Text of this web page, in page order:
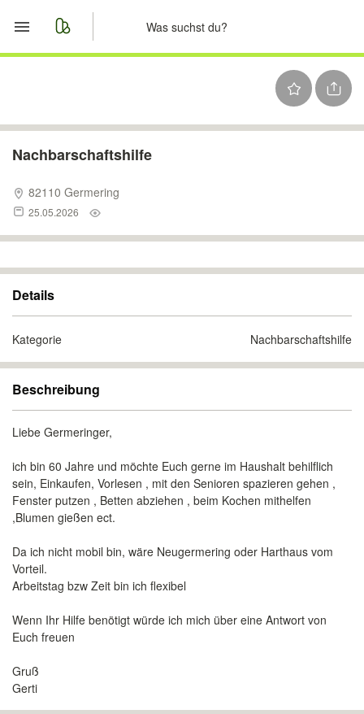
Nachrichten
Anzeige aufgeben
Nachbarschaftshilfe
82110 Germering
25.05.2026
Details
Kategorie Nachbarschaftshilfe
Beschreibung
Liebe Germeringer,
ich bin 60 Jahre und möchte Euch gerne im Haushalt behilflich
sein, Einkaufen, Vorlesen , mit den Senioren spazieren gehen ,
Fenster putzen , Betten abziehen , beim Kochen mithelfen
,Blumen gießen ect.
Da ich nicht mobil bin, wäre Neugermering oder Harthaus vom
Vorteil.
Arbeitstag bzw Zeit bin ich flexibel
Wenn Ihr Hilfe benötigt würde ich mich über eine Antwort von
Euch freuen
Gruß
Gerti